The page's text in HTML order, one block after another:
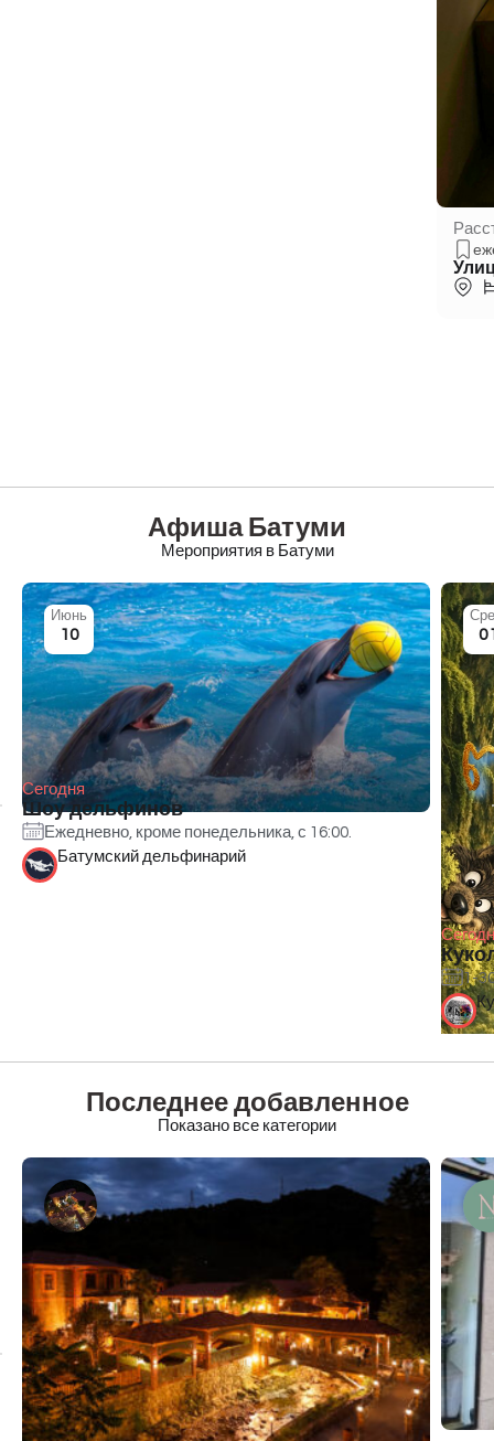
Афиша Батуми
Мероприятия в Батуми
Сегодня
Шоу дельфинов
Ежедневно, кроме понедельника, с 16:00.
Июнь
10
Батумский дельфинарий
1-
Последнее добавленное
Показано все категории